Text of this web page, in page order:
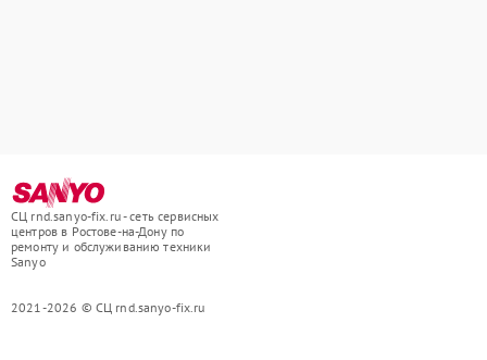
СЦ rnd.sanyo-fix.ru - сеть сервисных
центров в Ростове-на-Дону по
ремонту и обслуживанию техники
Sanyo
2021-2026 © СЦ rnd.sanyo-fix.ru